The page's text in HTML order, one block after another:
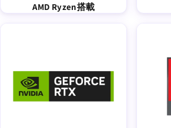
AMD Ryzen搭載